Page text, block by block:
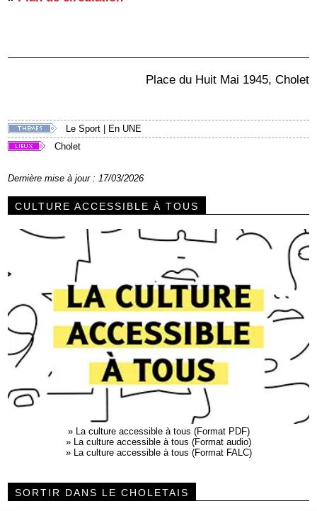
Place du Huit Mai 1945, Cholet
Le Sport
En UNE
Cholet
Dernière mise à jour : 17/03/2026
CULTURE ACCESSIBLE À TOUS
»
La culture accessible à tous (Format PDF)
»
La culture accessible à tous (Format audio)
»
La culture accessible à tous (Format FALC)
SORTIR DANS LE CHOLETAIS